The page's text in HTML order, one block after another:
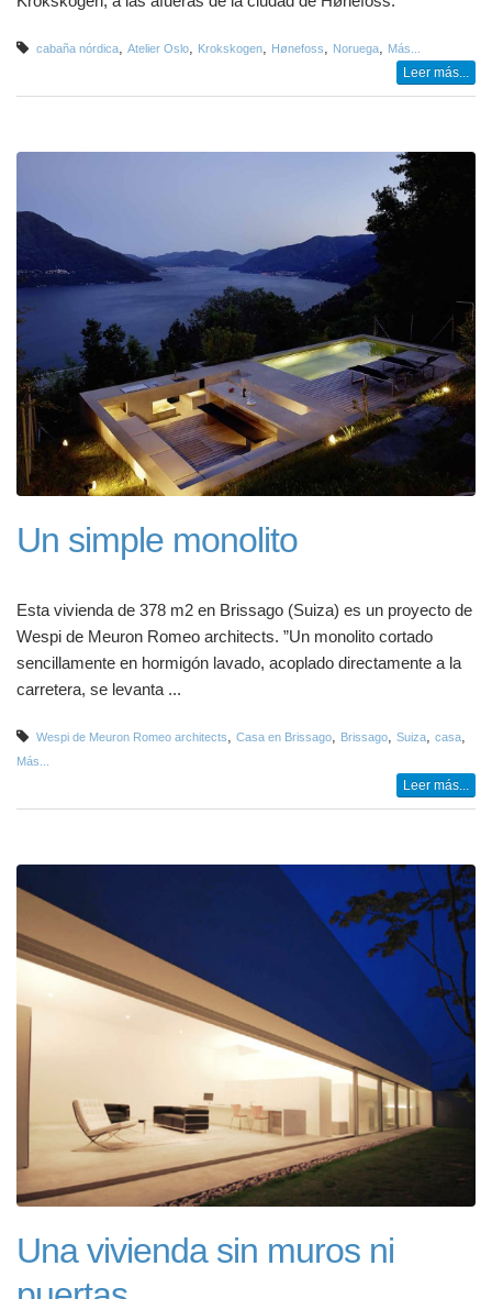
cabaña nórdica, Atelier Oslo, Krokskogen, Hønefoss, Noruega, Más...
Leer más...
Un simple monolito
Esta vivienda de 378 m2 en Brissago (Suiza) es un proyecto de
Wespi de Meuron Romeo architects. ”Un monolito cortado
sencillamente en hormigón lavado, acoplado directamente a la
carretera, se levanta ...
Wespi de Meuron Romeo architects, Casa en Brissago, Brissago, Suiza, casa,
Más...
Leer más...
Una vivienda sin muros ni